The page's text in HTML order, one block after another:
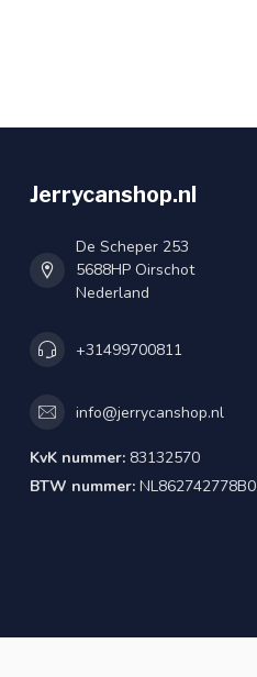
Jerrycanshop.nl
De Scheper 253
5688HP Oirschot
Nederland
+31499700811
info@jerrycanshop.nl
KvK nummer: 83132570
BTW nummer: